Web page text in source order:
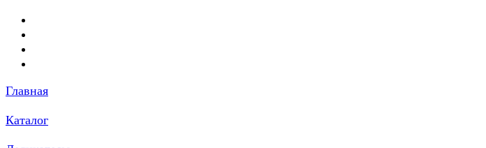
Главная
Каталог